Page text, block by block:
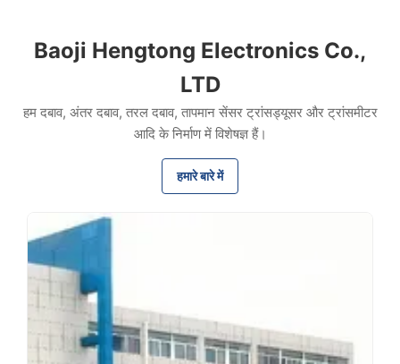
Baoji Hengtong Electronics Co.,
LTD
हम दबाव, अंतर दबाव, तरल दबाव, तापमान सेंसर ट्रांसड्यूसर और ट्रांसमीटर
आदि के निर्माण में विशेषज्ञ हैं।
हमारे बारे में